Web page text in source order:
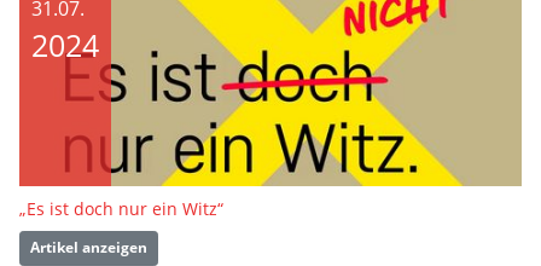
31.07.
2024
„Es ist doch nur ein Witz“
Artikel anzeigen